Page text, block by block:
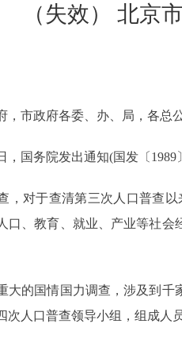
兑现
公开
务
服务
（失效） 北京
，市政府各委、办、局，各总
国务院发出通知(国发〔1989
对于查清第三次人口普查以
口、教育、就业、产业等社
的国情国力调查，涉及到千
次人口普查领导小组，组成人